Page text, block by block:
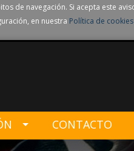
de navegación. Si acepta este
en nuestra Política de cookies
CONTACTO